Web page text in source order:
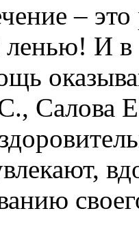
–
ленью! И
Салова